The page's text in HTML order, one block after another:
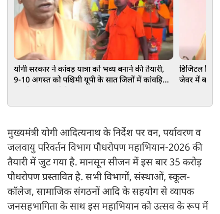
योगी सरकार ने कांवड़ यात्रा को भव्य बनाने की तैयारी,
9-10 अगस्त को पश्चिमी यूपी के सात जिलों में कांवड़ियों
डिजिटल
जेवर में बनेगा
मुख्यमंत्री योगी आदित्यनाथ के निर्देश पर वन, पर्यावरण व
जलवायु परिवर्तन विभाग पौधरोपण महाभियान-2026 की
तैयारी में जुट गया है. मानसून सीजन में इस बार 35 करोड़
पौधरोपण प्रस्तावित है. सभी विभागों, संस्थाओं, स्कूल-
कॉलेज, सामाजिक संगठनों आदि के सहयोग से व्यापक
जनसहभागिता के साथ इस महाभियान को उत्सव के रूप में